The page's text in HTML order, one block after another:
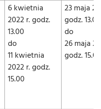
6 kwietnia
2022 r. godz.
13.00
do
11 kwietnia
2022 r. godz.
15.00
23 maja
godz. 13.00
do
26 maja
godz. 15.00